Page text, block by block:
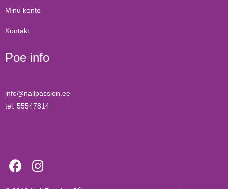
Minu konto
Kontakt
Poe info
info@nailpassion.ee
tel. 55547814